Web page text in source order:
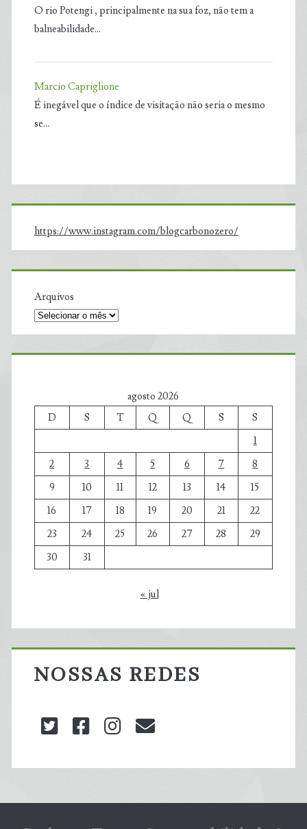
O rio Potengi , principalmente na sua foz, não tem a
balneabilidade…
Marcio Capriglione
É inegável que o índice de visitação não seria o mesmo
se…
https://www.instagram.com/blogcarbonozero/
Arquivos
agosto 2026
D
S T Q Q S
S
1
2
3 4 5 6 7
8
9
10 11 12 13 14
15
16
17 18 19 20 21
22
23
24 25 26 27 28
29
30
31
« jul
NOSSAS REDES
twitterfacebookinstagram